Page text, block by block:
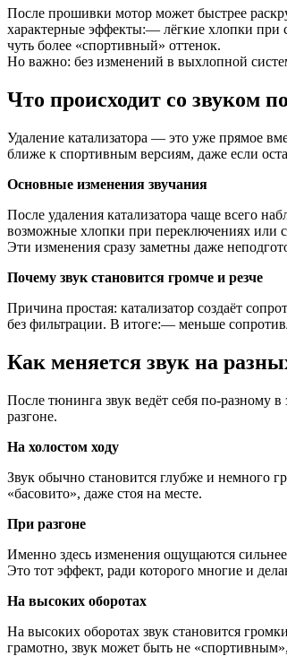
После прошивки мотор может быстрее
характерные эффекты:— лёгкие хлопки при
чуть более «спортивный» оттенок.
Но важно: без изменений в выхлопной
Что происходит со звуком
Удаление катализатора — это уже прямое
ближе к спортивным версиям, даже если
Основные изменения звучания
После удаления катализатора чаще всего
возможные хлопки при переключениях или
Эти изменения сразу заметны даже
Почему звук становится громче и резче
Причина простая: катализатор создаёт
без фильтрации. В итоге:— меньше
Как меняется звук на
После тюнинга звук ведёт себя по-разному
разгоне.
На холостом ходу
Звук обычно становится глубже и немного
«басовито», даже стоя на месте.
При разгоне
Именно здесь изменения ощущаются
Это тот эффект, ради которого многие и
На высоких оборотах
На высоких оборотах звук становится
грамотно, звук может быть не